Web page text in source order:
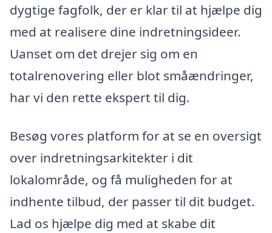
dygtige fagfolk, der er klar til at hjælpe dig
med at realisere dine indretningsideer.
Uanset om det drejer sig om en
totalrenovering eller blot småændringer,
har vi den rette ekspert til dig.
Besøg vores platform for at se en oversigt
over indretningsarkitekter i dit
lokalområde, og få muligheden for at
indhente tilbud, der passer til dit budget.
Lad os hjælpe dig med at skabe dit